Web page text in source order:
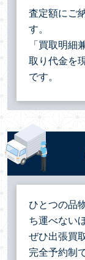
査定額にご
す。
「買取明細
取り代金を
です。
ひとつの品
ち運べない
ぜひ出張買
完全予約制